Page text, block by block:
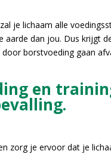
je lichaam alle
aarde dan jou. Dus krijgt
borstvoeding gaan
en
zorg je ervoor dat je